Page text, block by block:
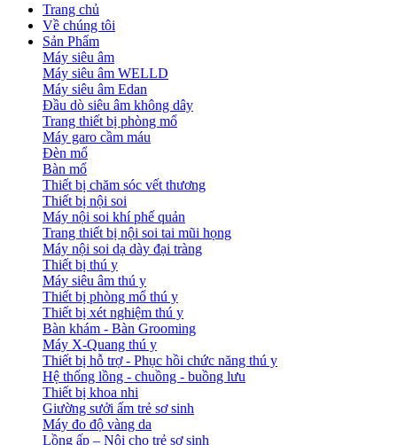
Trang chủ
Về chúng tôi
Sản Phẩm
Máy siêu âm
Máy siêu âm WELLD
Máy siêu âm Edan
Đầu dò siêu âm không dây
Trang thiết bị phòng mổ
Máy garo cầm máu
Đèn mổ
Bàn mổ
Thiết bị chăm sóc vết thương
Thiết bị nội soi
Máy nội soi khí phế quản
Trang thiết bị nội soi tai mũi họng
Máy nội soi dạ dày đại tràng
Thiết bị thú y
Máy siêu âm thú y
Thiết bị phòng mổ thú y
Thiết bị xét nghiệm thú y
Bàn khám - Bàn Grooming
Máy X-Quang thú y
Thiết bị hỗ trợ - Phục hồi chức năng thú y
Hệ thống lồng - chuồng - buồng lưu
Thiết bị khoa nhi
Giường sưởi ấm trẻ sơ sinh
Máy đo độ vàng da
Lồng ấp – Nôi cho trẻ sơ sinh